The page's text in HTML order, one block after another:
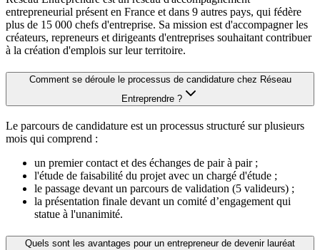
entrepreneurial présent en France et dans 9 autres pays, qui fédère
plus de 15 000 chefs d'entreprise. Sa mission est d'accompagner les
créateurs, repreneurs et dirigeants d'entreprises souhaitant contribuer
à la création d'emplois sur leur territoire.
Comment se déroule le processus de candidature chez Réseau
Entreprendre ?
Le parcours de candidature est un processus structuré sur plusieurs
mois qui comprend :
un premier contact et des échanges de pair à pair ;
l'étude de faisabilité du projet avec un chargé d'étude ;
le passage devant un parcours de validation (5 valideurs) ;
la présentation finale devant un comité d’engagement qui
statue à l'unanimité.
Quels sont les avantages pour un entrepreneur de devenir lauréat